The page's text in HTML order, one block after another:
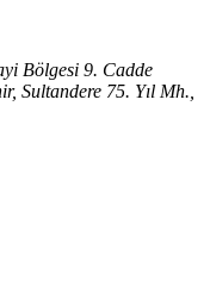
Bölgesi 9. Cadde
Sultandere 75. Yıl Mh.,